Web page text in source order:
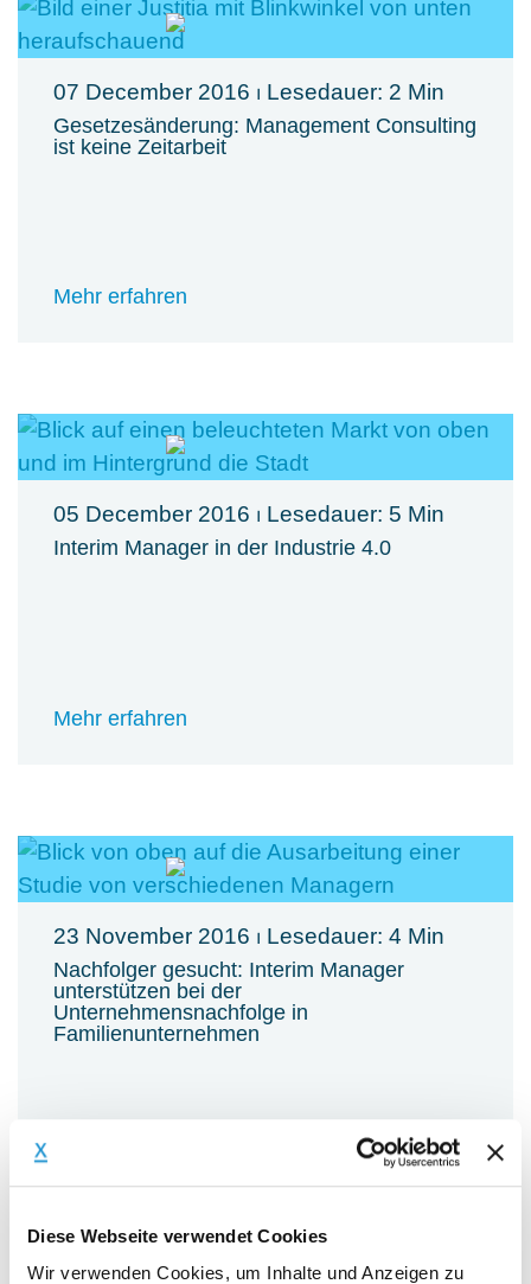
Diese Webseite verwendet Cookies
Wir verwenden Cookies, um Inhalte und Anzeigen zu
07 December 2016 ⏐ Lesedauer: 2 Min
Gesetzesänderung: Management Consulting
ist keine Zeitarbeit
Mehr erfahren
05 December 2016 ⏐ Lesedauer: 5 Min
Interim Manager in der Industrie 4.0
Mehr erfahren
23 November 2016 ⏐ Lesedauer: 4 Min
Nachfolger gesucht: Interim Manager
unterstützen bei der
Unternehmensnachfolge in
Familienunternehmen